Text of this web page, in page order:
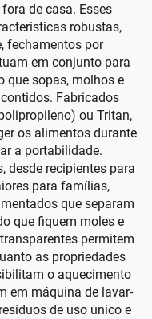
de casa. Esses
robustas,
fechamentos por
em conjunto para
que sopas, molhos e
Fabricados
ou Tritan,
os alimentos durante
a portabilidade.
desde recipientes para
para famílias,
que separam
que fiquem moles e
permitem
as propriedades
o aquecimento
em máquina de lavar-
de uso único e